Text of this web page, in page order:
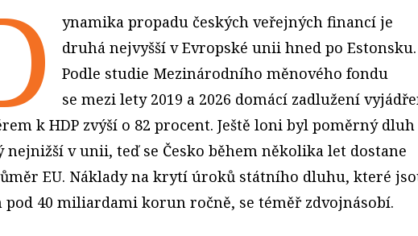
ynamika propadu českých veřejných financí je
druhá nejvyšší v Evropské unii hned po Estonsku.
Podle studie Mezinárodního měnového fondu
se mezi lety 2019 a 2026 domácí zadlužení
k HDP zvýší o 82 procent. Ještě loni byl poměrný dluh
nejnižší v unii, teď se Česko během několika let dostane
EU. Náklady na krytí úroků státního dluhu, které
pod 40 miliardami korun ročně, se téměř zdvojnásobí.